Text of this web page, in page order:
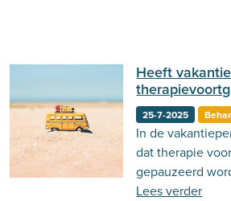
Heeft
25-7-2025
In de
dat therapie
gepauzeerd
voor stress kan
Lees verder